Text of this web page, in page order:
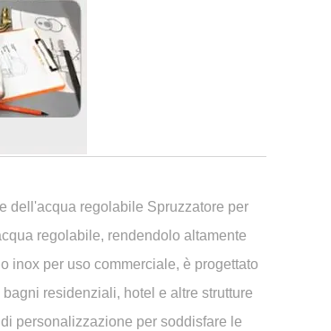
dell'acqua regolabile Spruzzatore per
regolabile, rendendolo altamente
inox per uso commerciale, è progettato
residenziali, hotel e altre strutture
personalizzazione per soddisfare le